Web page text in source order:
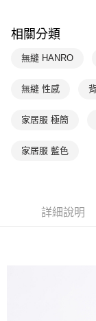
付款後7-11取貨
每筆NT$90，滿
相關分類
無縫 HANRO
無縫 性感
家居服 極簡
家居服 藍色
詳細說明